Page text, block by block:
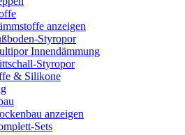
anzeigen
Styropor
Innendämmung
Styropor
& Silikone
anzeigen
Sets